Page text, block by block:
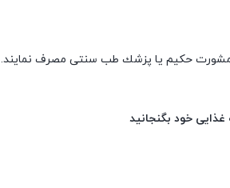
ﺑﺎ ﻣﺸﻮرت ﺣﻜﻴﻢ ﻳﺎ ﭘﺰﺷﻚ ﻃﺐ سنتی ﻣﺼﺮف ﻧﻤﺎﻳﻨﺪ.
خود بگنجانید